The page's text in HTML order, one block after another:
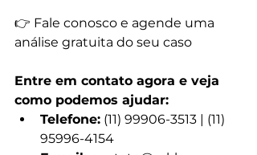
👉 Fale conosco e agende uma
análise gratuita do seu caso
Entre em contato agora e veja
como podemos ajudar:
Telefone: (11) 99906-3513 | (11)
95996-4154